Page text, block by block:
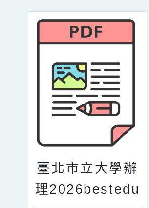
臺北市立大學辦
理2026bestedu